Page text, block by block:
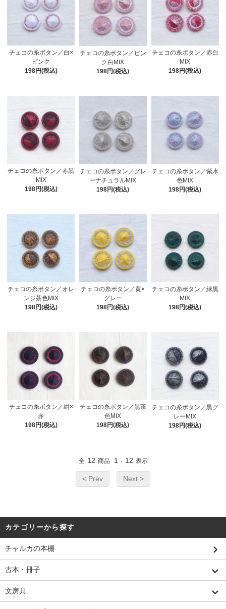
チェコの糸ボタン／白×
ピンク
198円(税込)
チェコの糸ボタン／ピン
ク白MIX
198円(税込)
チェコの糸ボタン／赤白
MIX
198円(税込)
チェコの糸ボタン／赤黒
MIX
198円(税込)
チェコの糸ボタン／グレ
ーナチュラルMIX
198円(税込)
チェコの糸ボタン／紫水
色MIX
198円(税込)
チェコの糸ボタン／オレ
ンジ茶色MIX
198円(税込)
チェコの糸ボタン／黄×
グレー
198円(税込)
チェコの糸ボタン／緑黒
MIX
198円(税込)
チェコの糸ボタン／紺×
赤
198円(税込)
チェコの糸ボタン／黒茶
色MIX
198円(税込)
チェコの糸ボタン／黒グ
レーMIX
198円(税込)
全 12 商品 1 - 12 表示
< Prev Next >
カテゴリーから探す
チャルカの本棚
古本・冊子
文房具